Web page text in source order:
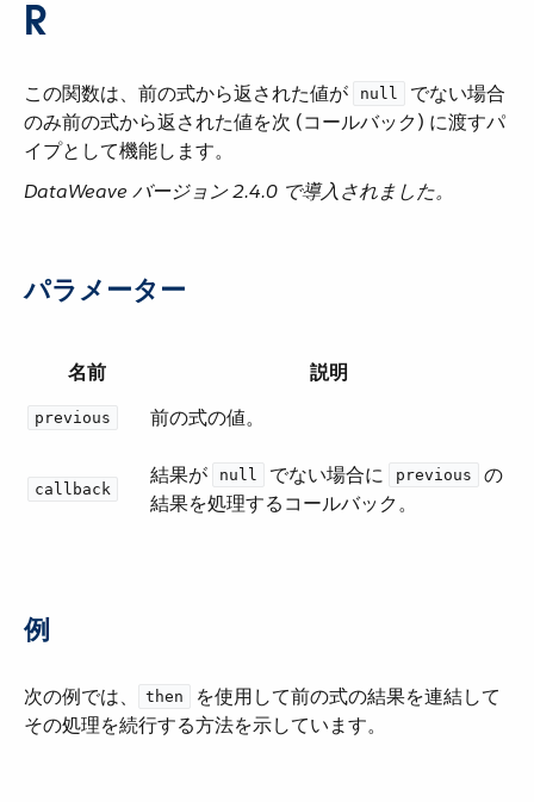
R
この関数は、前の式から返された値が ​ null
​ でない場合
のみ前の式から返された値を次 (コールバック) に渡すパ
イプとして機能します。
DataWeave バージョン 2.4.0 で導入されました。
パラメーター
名前 説明
previous 前の式の値。
callback
結果が ​ null ​ でない場合に ​ previous
​ の
結果を処理するコールバック。
例
次の例では、​ then
​ を使用して前の式の結果を連結して
その処理を続行する方法を示しています。